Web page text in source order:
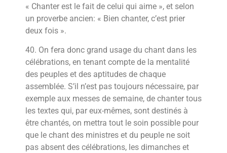
« Chanter est le fait de celui qui aime », et selon
un proverbe ancien: « Bien chanter, c’est prier
deux fois ».
40. On fera donc grand usage du chant dans les
célébrations, en tenant compte de la mentalité
des peuples et des aptitudes de chaque
assemblée. S’il n’est pas toujours nécessaire, par
exemple aux messes de semaine, de chanter tous
les textes qui, par eux-mêmes, sont destinés à
être chantés, on mettra tout le soin possible pour
que le chant des ministres et du peuple ne soit
pas absent des célébrations, les dimanches et